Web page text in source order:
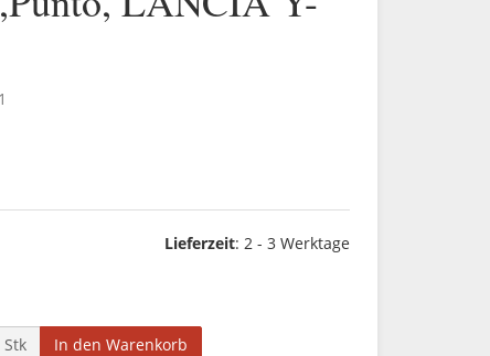
Lieferzeit: 2 - 3 Werktage
Stk In den Warenkorb